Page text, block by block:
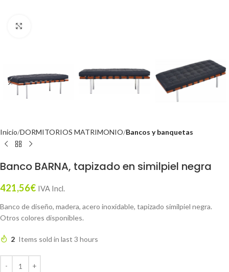
Inicio DORMITORIOS MATRIMONIO Bancos y banquetas
Banco BARNA, tapizado en similpiel negra
421,56€ IVA Incl.
Banco de diseño, madera, acero inoxidable, tapizado similpiel negra.
Otros colores disponibles.
2 Items sold in last 3 hours